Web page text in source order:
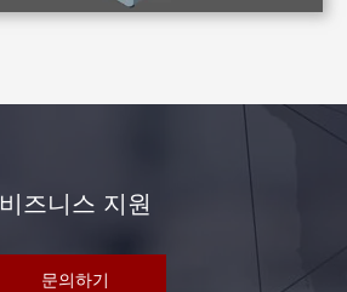
비즈니스 지원
문의하기